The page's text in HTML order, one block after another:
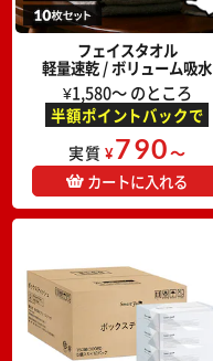
フェイスタオル
軽量速乾 / ボリューム吸水
¥1,580～ のところ
半額ポイントバックで
実質 ¥790～
カートに入れる